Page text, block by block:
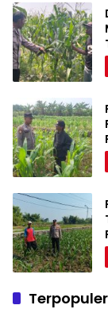
Terpopuler